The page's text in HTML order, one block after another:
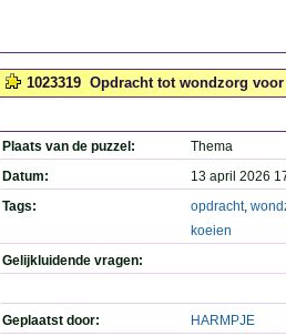
1023319 Opdracht tot wondzorg
Plaats van de puzzel:
Thema
Datum:
13 april 2026
Tags:
opdracht,
koeien
Gelijkluidende vragen:
Geplaatst door: HARMPJE